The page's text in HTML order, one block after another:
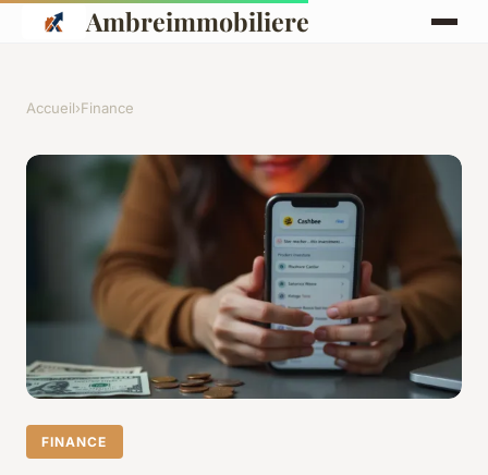
Ambreimmobiliere
Accueil›Finance
FINANCE